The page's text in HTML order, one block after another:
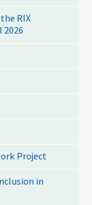
RIX
Project
in